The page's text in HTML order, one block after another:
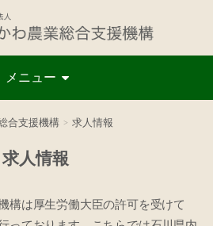
メニュー
合支援機構 > 求人情報
求人情報
構は厚生労働大臣の許可を受けて